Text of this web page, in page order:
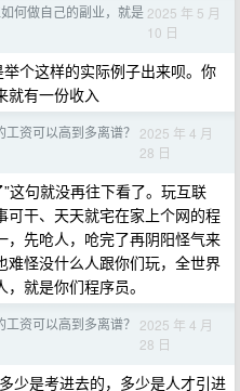
何做自己的副业，就是 2025 年 5 月
10 日
个这样的实际例子出来呗。你
就有一份收入
工资可以高到多离谱？ 2025 年 4 月
28 日
这句就没再往下看了。玩互联
可干、天天就宅在家上个网的程
，先呛人，呛完了再阴阳怪气来
难怪没什么人跟你们玩，全世界
就是你们程序员。
工资可以高到多离谱？ 2025 年 4 月
28 日
少是考进去的，多少是人才引进